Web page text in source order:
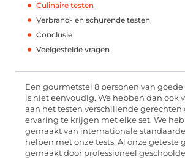
Culinaire testen
Verbrand- en schurende testen
Conclusie
Veelgestelde vragen
Een gourmetstel 8 personen van
is niet eenvoudig. We hebben dan ook
aan het testen verschillende gerechten
ervaring te krijgen met elke set. We
gemaakt van internationale
helpen met onze tests. Al onze geteste
gemaakt door professioneel